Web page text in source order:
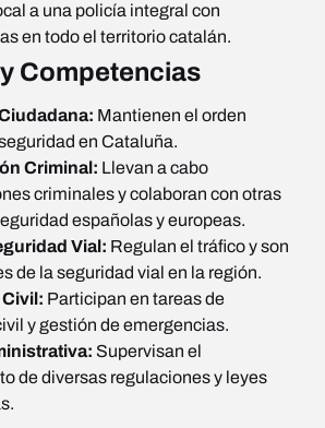
a una policía integral con
en todo el territorio catalán.
Competencias
Mantienen el orden
en Cataluña.
Criminal: Llevan a cabo
criminales y colaboran con otras
españolas y europeas.
Vial: Regulan el tráfico y son
de la seguridad vial en la región.
Participan en tareas de
y gestión de emergencias.
Supervisan el
de diversas regulaciones y leyes